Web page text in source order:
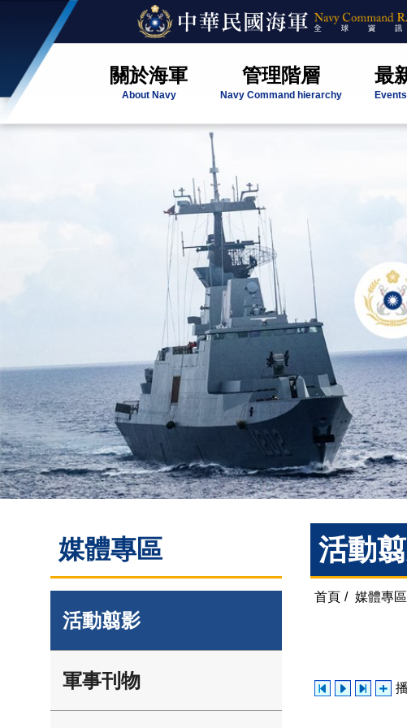
關於海軍
About Navy
管理階層
Navy Command hierarchy
最
媒體專區
活動翦影
軍事刊物
活動
首頁 / 媒體專區